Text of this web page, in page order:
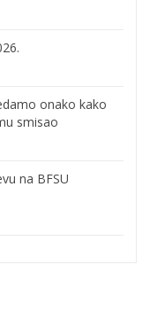
onako kako
smisao
na BFSU